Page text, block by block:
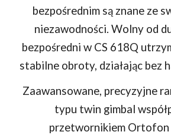
bezpośrednim są znane ze
niezawodności. Wolny od
bezpośredni w CS 618Q
stabilne obroty, działając bez
Zaawansowane, precyzyjne
typu twin gimbal
przetwornikiem Ortofon